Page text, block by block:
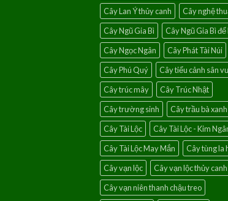
Cây Lan Ý thủy canh
Cây nghệ
Cây Ngũ Gia Bì
Cây Ngũ Gia Bì để
Cây Ngọc Ngân
Cây Phát Tài Núi
Cây Phú Quý
Cây tiểu cảnh sân
Cây trúc mây
Cây Trúc Nhật
Cây trường sinh
Cây trầu bà xanh
Cây Tài Lộc
Cây Tài Lộc - Kim
Cây Tài Lộc May Mắn
Cây tùng la
Cây vạn lộc
Cây vạn lộc thủy canh
Cây vạn niên thanh chậu treo